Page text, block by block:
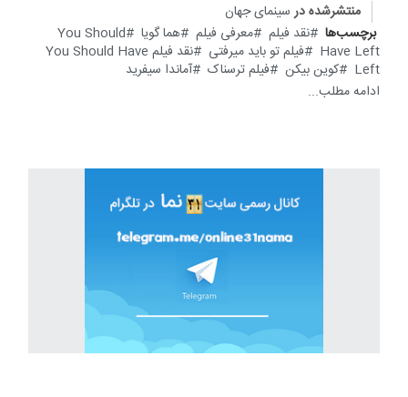
منتشرشده در سینمای جهان
برچسب‌ها
نقد فیلم معرفی فیلم هما گویا
You Should
Have Left
فیلم تو باید میرفتی
نقد فیلم You Should Have
Left
کوین بیکن فیلم ترسناک
آماندا سیفرید
ادامه مطلب...